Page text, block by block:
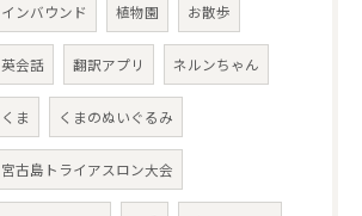
インバウンド 植物園 お散歩
英会話 翻訳アプリ ネルンちゃん
くま くまのぬいぐるみ
宮古島トライアスロン大会